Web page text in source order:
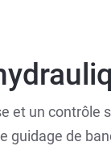
et un contrôle
guidage de